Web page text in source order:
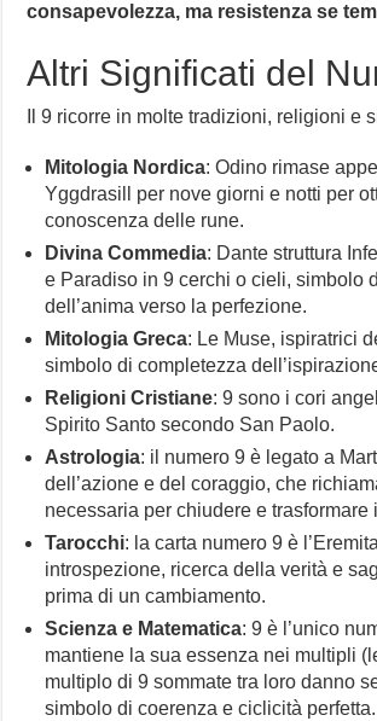
consapevolezza, ma resistenza se
Altri Significati del
Il 9 ricorre in molte tradizioni, religioni e
Mitologia Nordica: Odino rimase
Yggdrasill per nove giorni e notti per
conoscenza delle rune.
Divina Commedia: Dante struttura
e Paradiso in 9 cerchi o cieli, simbolo
dell’anima verso la perfezione.
Mitologia Greca: Le Muse, ispiratrici
simbolo di completezza
Religioni Cristiane: 9 sono i cori
Spirito Santo secondo San Paolo.
Astrologia: il numero 9 è legato a
dell’azione e del coraggio, che
necessaria per chiudere e trasformare
Tarocchi: la carta numero 9 è
introspezione, ricerca della verità e
prima di un cambiamento.
Scienza e Matematica: 9 è l’unico
mantiene la sua essenza nei multipli
multiplo di 9 sommate tra loro danno
simbolo di coerenza e ciclicità perfetta.